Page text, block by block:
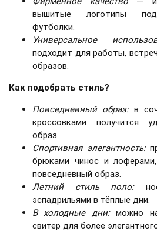
вышитые логотипы
футболки.
Универсальное
подходит для работы,
образов.
Как подобрать стиль?
Повседневный образ:в
кроссовками получится
образ.
Спортивная элегантность:
брюками чинос и
повседневный образ.
Летний стиль поло:
эспадрильями в тёплые дни.
В холодные дни:можно
свитер для более